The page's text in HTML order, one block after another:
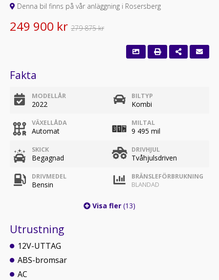
Denna bil finns på vår anläggning i Rosersberg
249 900 kr 279 875 kr
Fakta
MODELLÅR
2022
BILTYP
Kombi
VÄXELLÅDA
Automat
MILTAL
9 495 mil
SKICK
Begagnad
DRIVHJUL
Tvåhjulsdriven
DRIVMEDEL
Bensin
BRÄNSLEFÖRBRUKNING
BLANDAD
Visa fler (13)
Utrustning
12V-UTTAG
ABS-bromsar
AC